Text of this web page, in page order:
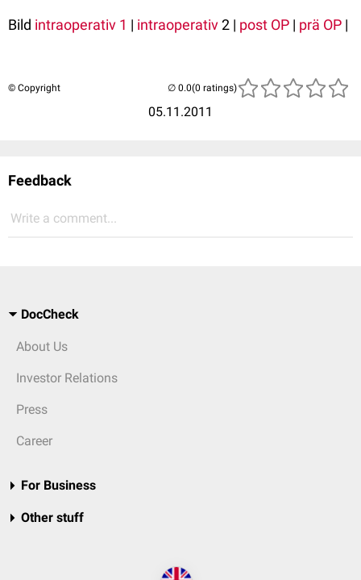
Bild intraoperativ 1 | intraoperativ2 | post OP | prä OP |
© Copyright
05.11.2011
(0 ratings)
Feedback
Write a comment...
DocCheck
About Us
Investor Relations
Press
Career
For Business
Other stuff